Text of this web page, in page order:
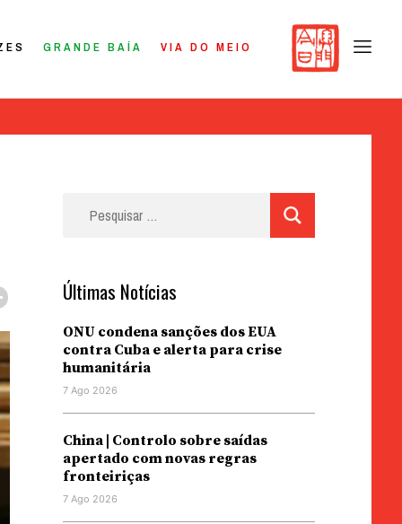
GRANDE BAÍA VIA DO MEIO
Últimas Notícias
ONU condena sanções dos EUA
contra Cuba e alerta para crise
humanitária
7 Ago 2026
China | Controlo sobre saídas
apertado com novas regras
fronteiriças
7 Ago 2026